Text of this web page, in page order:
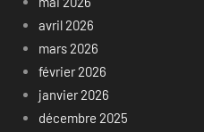
avril 2026
mars 2026
février 2026
janvier 2026
décembre 2025